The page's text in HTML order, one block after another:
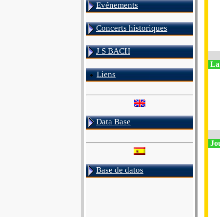
Evénements
Concerts historiques
J S BACH
Liens
Data Base
Base de datos
La